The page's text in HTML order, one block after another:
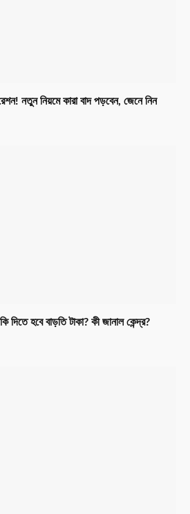
নতুন নিয়মে কারা বাদ পড়বেন, জেনে নিন
দিতে হবে বাড়তি টাকা? কী জানাল কেন্দ্র?